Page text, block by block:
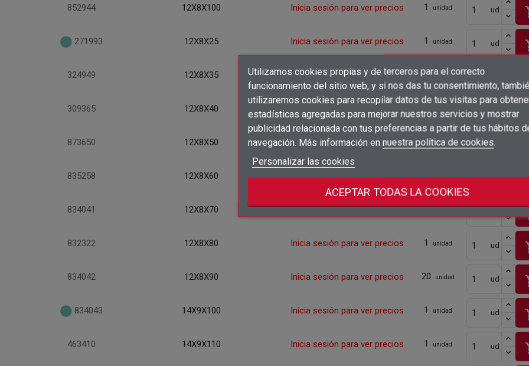
Añadir a la lista de deseos×
add_circle_outline
Crear lista de deseos ×
Nombre de la lista de deseos
Crear lista de deseos
Iniciar sesión ×
Debe iniciar sesión para guardar productos en su lista de deseos.
Utilizamos cookies propias y de terceros para el correcto
funcionamiento del sitio web, y si nos das tu consentimiento,
utilizaremos cookies para recopilar datos de tus visitas para
estadísticas agregadas para mejorar nuestros servicios y mostrar
publicidad relacionada con tus preferencias a partir de tus hábitos
navegación. Más información en nuestra política de cookies.
Personalizar las cookies
ACEPTAR TODAS LA COOKIES
852944 12X8X100 Inicia sesión para ver precios 1 unidad ud
271993 12X8X25 Inicia sesión para ver precios 1 unidad ud
324949 12X8X35 Inicia sesión para ver precios 1 unidad
309365 12X8X40 Inicia sesión para ver precios ud
873650 12X8X50 Inicia sesión para ver precios 1 unidad ud
835258 12X8X60 Inicia sesión para ver precios 1 unidad ud
834041 12X8X70 Inicia sesión para ver precios 1
832322 12X8X80 Inicia sesión para ver precios 1 unidad ud
834042 12X8X90 Inicia sesión para ver precios 20 unidad ud
834043 14X9X100 Inicia sesión para ver precios 1 unidad ud
463410 14X9X110 Inicia sesión para ver precios 1 unidad ud